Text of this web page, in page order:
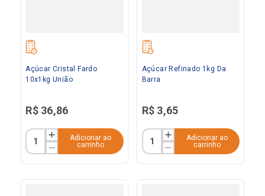
Açúcar Cristal Fardo
10x1kg União
R$ 36,86
Adicionar ao
carrinho
Açúcar Refinado 1kg Da
Barra
R$ 3,65
Adicionar ao
carrinho